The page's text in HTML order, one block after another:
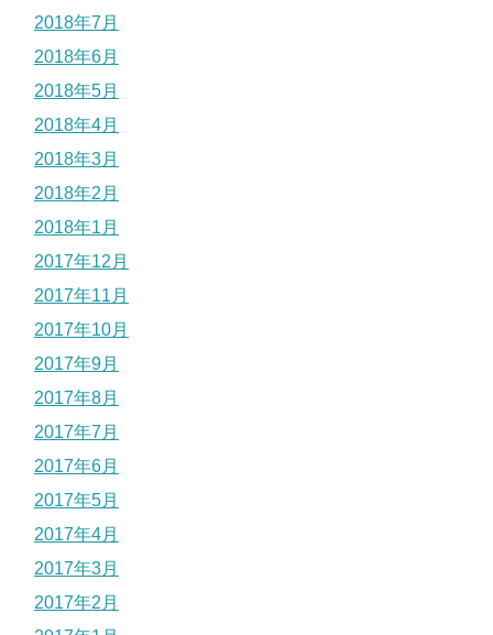
2018年7月
2018年6月
2018年5月
2018年4月
2018年3月
2018年2月
2018年1月
2017年12月
2017年11月
2017年10月
2017年9月
2017年8月
2017年7月
2017年6月
2017年5月
2017年4月
2017年3月
2017年2月